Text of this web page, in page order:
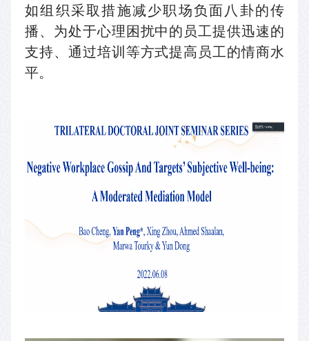
如组织采取措施减少职场负面八卦的传
播、为处于心理困扰中的员工提供迅速的
支持、通过培训等方式提高员工的情商水
平。